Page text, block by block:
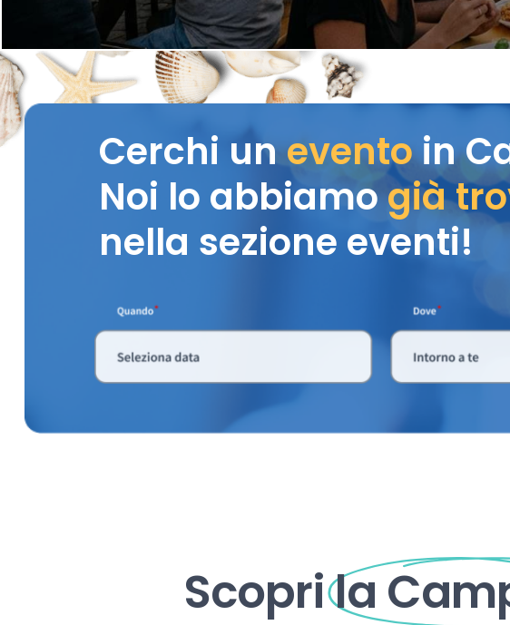
Cerchi uneventoin
Noi lo abbiamogià
nella sezione eventi!
Scoprila